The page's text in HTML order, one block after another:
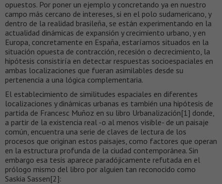
opuestos. Por poner un ejemplo y concretando ya en nuestro
campo más cercano de intereses, si en el polo sudamericano, y
dentro de la realidad brasileña, se están experimentando en la
actualidad dinámicas de expansión y crecimiento urbano, y en
Europa, concretamente en España, estaríamos situados en la
situación opuesta de contracción, recesión o decrecimiento, la
hipótesis consistiría en detectar respuestas socioespaciales en
ambas localizaciones que fueran asimilables desde su
pertenencia a una lógica complementaria.
El establecimiento de similitudes espaciales en diferentes
localizaciones y dinámicas urbanas es también una hipótesis de
partida de Francesc Muñoz en su libro Urbanalización[1] donde,
a partir de la existencia real -o al menos visible- de un paisaje
común, encuentra una serie de claves de lectura de los
procesos que originan estos paisajes, como factores que operan
en la estructura profunda de la ciudad contemporánea. Sin
embargo esa tesis aparece paradójicamente refutada en el
prólogo mismo del libro por alguien tan reconocido como
Saskia Sassen[2]: